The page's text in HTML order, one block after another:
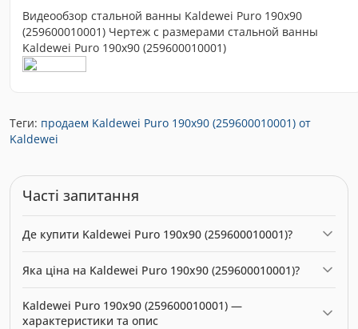
Видеообзор стальной ванны Kaldewei Puro 190x90
(259600010001) Чертеж с размерами стальной ванны
Kaldewei Puro 190x90 (259600010001)
Теги: продаем Kaldewei Puro 190x90 (259600010001) от
Kaldewei
Часті запитання
Де купити Kaldewei Puro 190x90 (259600010001)?
інтернет-магазині за ціною 0.00 грн. Категорія:Ванни .
Яка ціна на Kaldewei Puro 190x90 (259600010001)?
грн. Виробник: Kaldewei.
Kaldewei Puro 190x90 (259600010001) —
характеристики та опис